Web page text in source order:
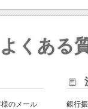
よくある
のメール
銀行